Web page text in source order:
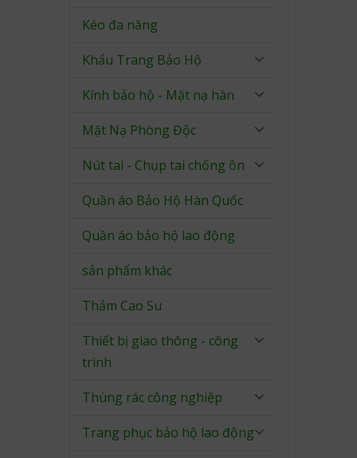
Kéo đa năng
Khẩu Trang Bảo Hộ
Kính bảo hộ - Mặt nạ hàn
Mặt Nạ Phòng Độc
Nút tai - Chụp tai chống ồn
Quần áo Bảo Hộ Hàn Quốc
Quần áo bảo hộ lao động
sản phẩm khác
Thảm Cao Su
Thiết bị giao thông - công
trình
Thùng rác công nghiệp
Trang phục bảo hộ lao động